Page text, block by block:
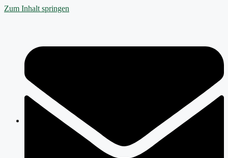
Zum Inhalt springen